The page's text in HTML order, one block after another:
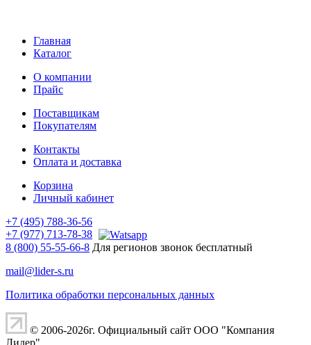
Главная
Каталог
О компании
Прайс
Поставщикам
Покупателям
Контакты
Оплата и доставка
Корзина
Личный кабинет
+7 (495) 788-36-56
+7 (977) 713-78-38
8 (800) 55-55-66-8 Для регионов звонок бесплатный
mail@lider-s.ru
Политика обработки персональных данных
© 2006-2026г. Официальный сайт ООО "Компания